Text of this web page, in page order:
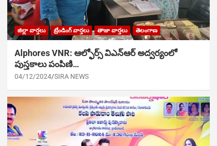
జిల్లా వార్తలు ట్రేండింగ్ వార్తలు తాజా వార్తలు తెలంగాణ
Alphores VNR: ఆల్ఫోర్స్ విఎన్ఆర్ అద్వర్యంలో
పుస్తకాలు పంపిణి…
04/12/2024 SIRA NEWS